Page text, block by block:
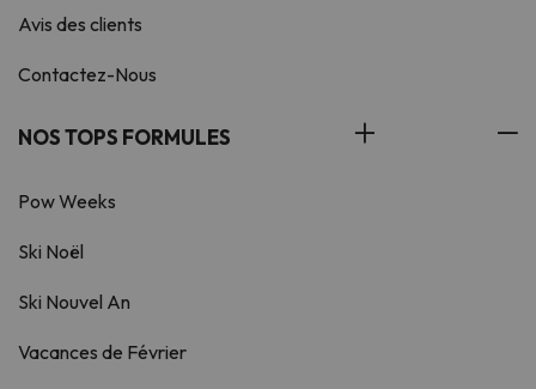
Avis des clients
Contactez-Nous
NOS TOPS FORMULES
Pow Weeks
Ski Noël
Ski Nouvel An
Vacances de Février